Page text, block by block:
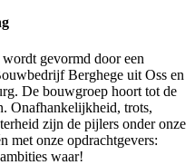
gevormd door een
Berghege uit Oss en
De bouwgroep hoort tot de
Onafhankelijkheid, trots,
zijn de pijlers onder onze
met onze opdrachtgevers:
waar!